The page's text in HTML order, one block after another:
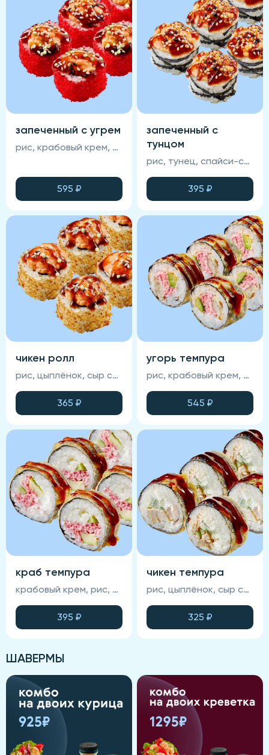
запеченный с угрем
рис, крабовый крем, омлет тамаго, авокадо, икра масаго, унаги-соус, кунжут, угорь, нори, сырная шапка (соевый соус, васаби и имбирь не входят в состав блюда)
595 ₽
запеченный с
тунцом
рис, тунец, спайси-соус, омлет тамаго, кунжут, нори, унаги-соус, сырная шапка (соевый соус, васаби и имбирь не входят в состав блюда)
395 ₽
чикен ролл
рис, цыплёнок, сыр сливочный, огурец, омлет тамаго, нори, соус унаги, стружка тунца, кунжут, сырная шапка (соевый соус , васаби и имбирь не входят в состав блюда)
365 ₽
угорь темпура
рис, крабовый крем, авокадо, угорь, спайси-соус, унаги-соус, кунжут, нори, темпура (соевый соус, васаби и имбирь не входят в состав блюда)
545 ₽
краб темпура
крабовый крем, рис, авокадо, сыр сливочный, темпура, ика масаго, соус унаги, нори (соевый соус, васаби и имбирь не входят в состав блюда)
395 ₽
чикен темпура
рис, цыплёнок, сыр сливочный, огурец, соус спайси, темпурный кляр, соус унаги, кунжут, нори (соевый соус , васаби и имбирь не входят в состав блюда)
325 ₽
ШАВЕРМЫ